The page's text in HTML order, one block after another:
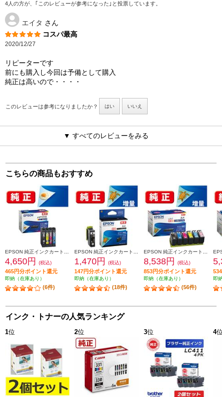
4人の方が、｢このレビューが参考になった｣と投票しています。
エイタ さん
コスパ最高
2020/12/27
リピーターです
前にも購入し今回は予備として購入
純正は高いので・・・・
このレビューは参考になりましたか？ はい いいえ
▼ すべてのレビューをみる
こちらの商品もおすすめ
4,650円 (税込)
465円分ポイント還元
即納（在庫あり）
(6件)
1,470円 (税込)
147円分ポイント還元
即納（在庫あり）
(18件)
8,538円 (税込)
853円分ポイント還元
即納（在庫あり）
(56件)
即
インク・トナーの人気ランキング
1位 2位 3位 4